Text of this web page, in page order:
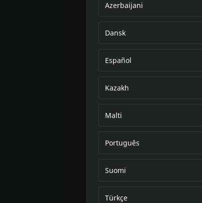
Azerbaijani
Dansk
Español
Kazakh
Malti
Português
Suomi
Türkçe